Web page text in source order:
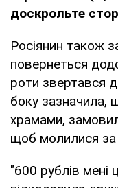
доскрольте
Росіянин також
повернеться
роти звертався
боку зазначила,
храмами,
щоб молилися за
"600 рублів